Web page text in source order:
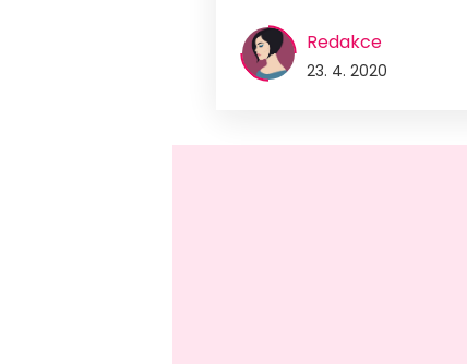
Redakce
23. 4. 2020